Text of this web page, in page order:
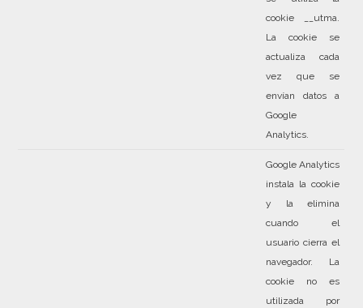
cookie __utma.
La cookie se
actualiza cada
vez que se
envían datos a
Google
Analytics.
Google Analytics
instala la cookie
y la elimina
cuando el
usuario cierra el
navegador. La
cookie no es
utilizada por